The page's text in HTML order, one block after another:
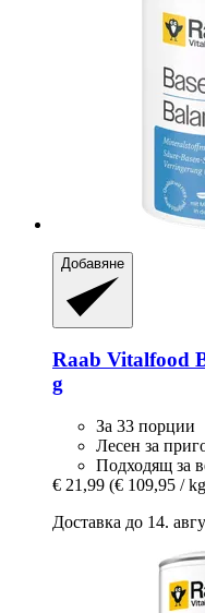
Добавяне
Raab Vitalfood
g
За 33 порции
Лесен за
Подходящ за
€ 21,99 (€ 109,95 /
Доставка до 14.